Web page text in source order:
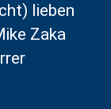
lieben
Zaka